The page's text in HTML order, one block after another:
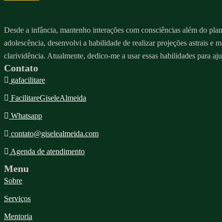
Desde a infância, mantenho interações com consciências além do
adolescência, desenvolvi a habilidade de realizar projeções astrais e
clarividência. Atualmente, dedico-me a usar essas habilidades para
Contato
gafacilitare
FacilitareGiseleAlmeida
Whatsapp
contato@giselealmeida.com
Agenda de atendimento
Menu
Sobre
Serviços
Mentoria